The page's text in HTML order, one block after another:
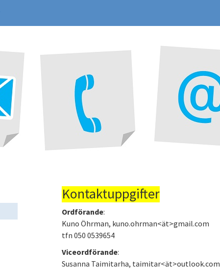
Kontaktuppgifter
Ordförande:
Kuno Öhrman, kuno.ohrman<ät>gmail.com
tfn 050 0539654
Viceordförande:
Susanna Taimitarha, taimitar<ät>outlook.com